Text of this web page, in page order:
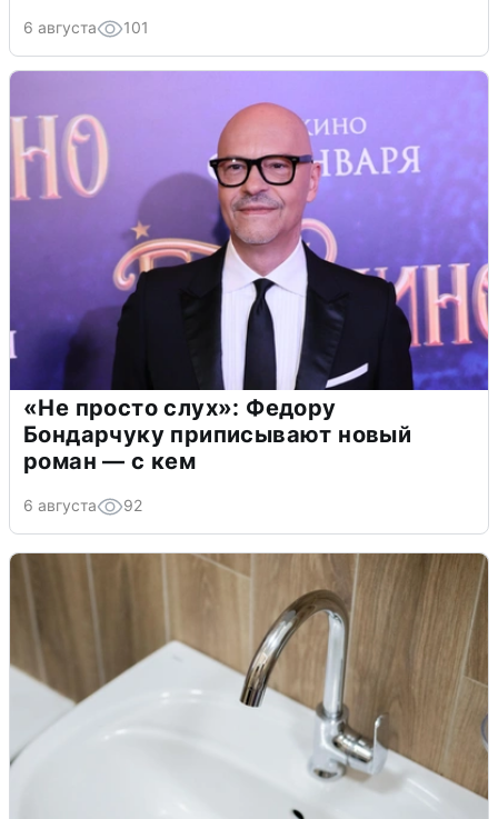
6 августа 101
«Не просто слух»: Федору
Бондарчуку приписывают новый
роман — с кем
6 августа 92